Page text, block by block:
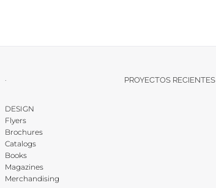
·
DESIGN
Flyers
Brochures
Catalogs
Books
Magazines
Merchandising
PROYECTOS RECIENTES